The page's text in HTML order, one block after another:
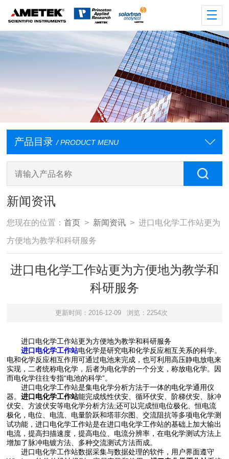
产品目录 / PRODUCT MENU
新闻资讯
您现在的位置：首页 > 新闻资讯 > 进口电化学工作站更为
方便地为教学和科研服务
进口电化学工作站更为方便地为教学和
科研服务
更新时间：2016-12-09 浏览：2254次
进口电化学工作站更为方便地为教学和科研服务
进口电化学工作站电化学是研究电和化学反应相互关系的科学。
电和化学反应相互作用可通过电池来完成，也可利用高压静电放电来
实现，二者统称电化学，后者为电化学的一个分支，称放电化学。因
而电化学往往专指“电池的科学”。
进口电化学工作站是集电化学分析方法于一体的电化学通用仪
器。进口电化学工作站能完成线性伏安、循环伏安、阶梯伏安、脉冲
伏安、方波伏安等电化学分析方法;还可以完成恒电位极化、恒电流
极化，电位、电流、电量阶跃和塔菲尔图、交流阻抗等多项电化学测
试功能，进口电化学工作站是在进口电化学工作站的基础上加大输出
电流，提高扫描速度，提高电位、电流分辨率，在电化学测试方法上
增加了脉冲电镀方法、多种交流测试方法而成。
进口电化学工作站数据采集与数据处理的软件，用户界面遵守